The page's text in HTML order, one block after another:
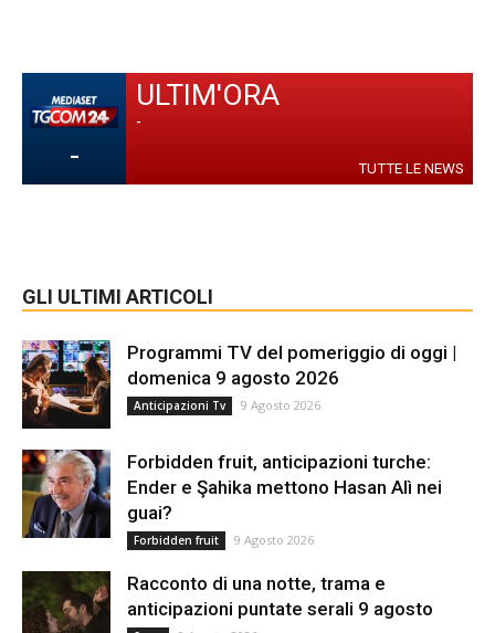
-
ULTIM'ORA
-
TUTTE LE NEWS
GLI ULTIMI ARTICOLI
Programmi TV del pomeriggio di oggi |
domenica 9 agosto 2026
Anticipazioni Tv 9 Agosto 2026
Forbidden fruit, anticipazioni turche:
Ender e Şahika mettono Hasan Alì nei
guai?
Forbidden fruit 9 Agosto 2026
Racconto di una notte, trama e
anticipazioni puntate serali 9 agosto